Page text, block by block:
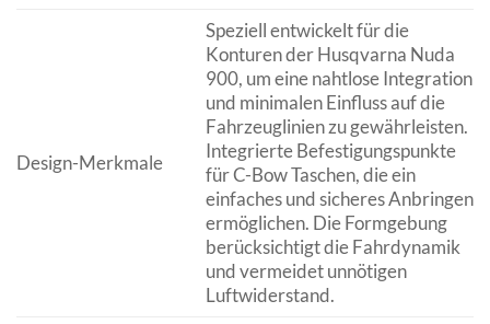
Design-Merkmale
Speziell entwickelt für die
Konturen der Husqvarna Nuda
900, um eine nahtlose Integration
und minimalen Einfluss auf die
Fahrzeuglinien zu gewährleisten.
Integrierte Befestigungspunkte
für C-Bow Taschen, die ein
einfaches und sicheres Anbringen
ermöglichen. Die Formgebung
berücksichtigt die Fahrdynamik
und vermeidet unnötigen
Luftwiderstand.